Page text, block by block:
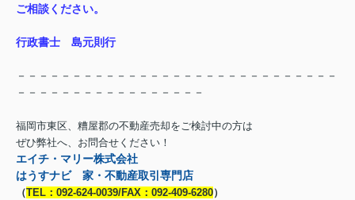
ご相談ください。
行政書士 島元則行
－－－－－－－－－－－－－－－－－－－－－－－－－－－－－
－－－－－－－－－－－－－－－－－
福岡市東区、糟屋郡の不動産売却をご検討中の方は
ぜひ弊社へ、お問合せください！
エイチ・マリー株式会社
はうすナビ 家・不動産取引専門店
（TEL：092-624-0039/FAX：092-409-6280）